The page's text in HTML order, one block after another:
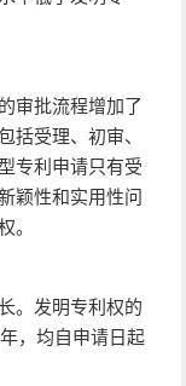
审批流程增加了
括受理、初审、
专利申请只有受
颖性和实用性问
。
。发明专利权的
，均自申请日起